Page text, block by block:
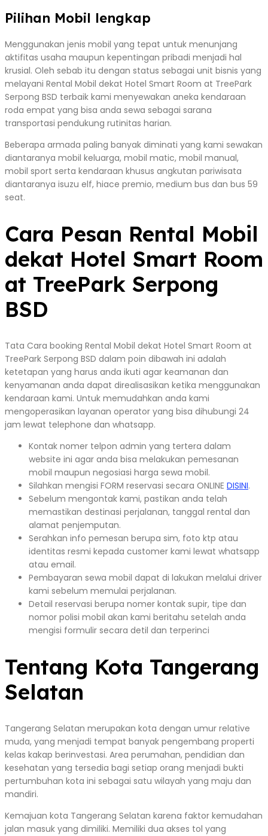
Pilihan Mobil lengkap
Menggunakan jenis mobil yang tepat untuk menunjang
aktifitas usaha maupun kepentingan pribadi menjadi hal
krusial. Oleh sebab itu dengan status sebagai unit bisnis yang
melayani Rental Mobil dekat Hotel Smart Room at TreePark
Serpong BSD terbaik kami menyewakan aneka kendaraan
roda empat yang bisa anda sewa sebagai sarana
transportasi pendukung rutinitas harian.
Beberapa armada paling banyak diminati yang kami sewakan
diantaranya mobil keluarga, mobil matic, mobil manual,
mobil sport serta kendaraan khusus angkutan pariwisata
diantaranya isuzu elf, hiace premio, medium bus dan bus 59
seat.
Cara Pesan Rental Mobil
dekat Hotel Smart Room
at TreePark Serpong
BSD
Tata Cara booking Rental Mobil dekat Hotel Smart Room at
TreePark Serpong BSD dalam poin dibawah ini adalah
ketetapan yang harus anda ikuti agar keamanan dan
kenyamanan anda dapat direalisasikan ketika menggunakan
kendaraan kami. Untuk memudahkan anda kami
mengoperasikan layanan operator yang bisa dihubungi 24
jam lewat telephone dan whatsapp.
Kontak nomer telpon admin yang tertera dalam
website ini agar anda bisa melakukan pemesanan
mobil maupun negosiasi harga sewa mobil.
Silahkan mengisi FORM reservasi secara ONLINE DISINI.
Sebelum mengontak kami, pastikan anda telah
memastikan destinasi perjalanan, tanggal rental dan
alamat penjemputan.
Serahkan info pemesan berupa sim, foto ktp atau
identitas resmi kepada customer kami lewat whatsapp
atau email.
Pembayaran sewa mobil dapat di lakukan melalui driver
kami sebelum memulai perjalanan.
Detail reservasi berupa nomer kontak supir, tipe dan
nomor polisi mobil akan kami beritahu setelah anda
mengisi formulir secara detil dan terperinci
Tentang Kota Tangerang
Selatan
Tangerang Selatan merupakan kota dengan umur relative
muda, yang menjadi tempat banyak pengembang properti
kelas kakap berinvestasi. Area perumahan, pendidian dan
kesehatan yang tersedia bagi setiap orang menjadi bukti
pertumbuhan kota ini sebagai satu wilayah yang maju dan
mandiri.
Kemajuan kota Tangerang Selatan karena faktor kemudahan
jalan masuk yang dimiliki. Memiliki dua akses tol yang